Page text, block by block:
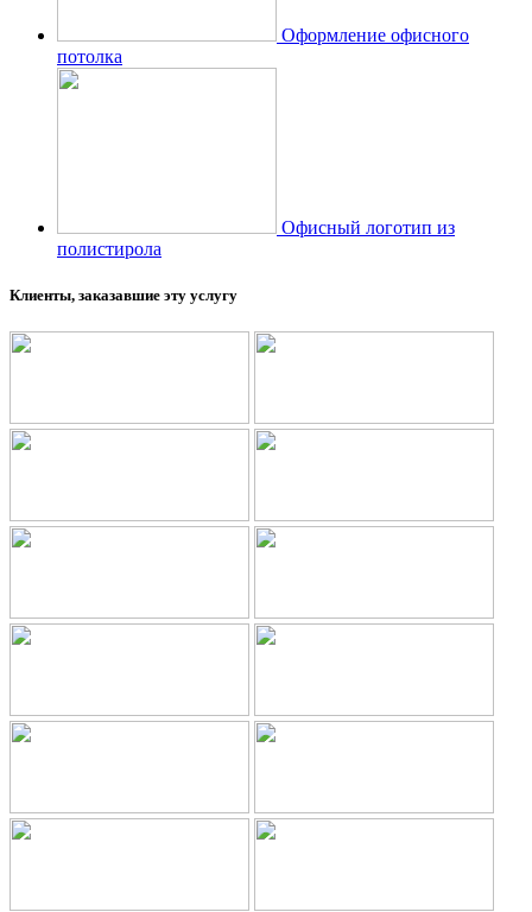
Оформление офисного
потолка
Офисный логотип из
полистирола
Клиенты, заказавшие эту услугу